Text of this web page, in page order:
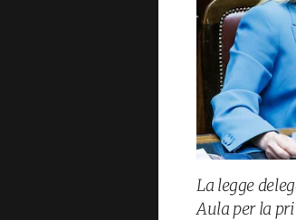
La legge
Aula per la